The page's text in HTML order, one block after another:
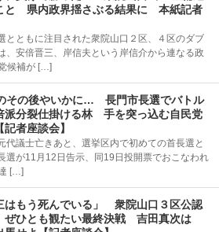
と 県内政界揺さぶる結果に 本紙記者
とともに注目された衆院山口２区、４区のダブ
、安倍晋三、岸信夫という岸信介から連なる政
候補が […]
その後やいかに… 長門市長選でバトル
分裂仕掛ける林 手を突っ込む自民党
者座談会】
議士亡きあと、選挙区内で初めての首長選と
選が11月12日告示、同19日投開票でおこなわれ
[…]
はもう死んでいる」 衆院山口３区公認
ひとも観たい最終決戦 吉田真次は